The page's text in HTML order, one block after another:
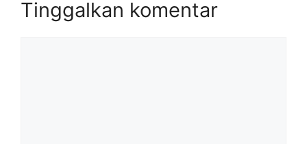
Tinggalkan komentar